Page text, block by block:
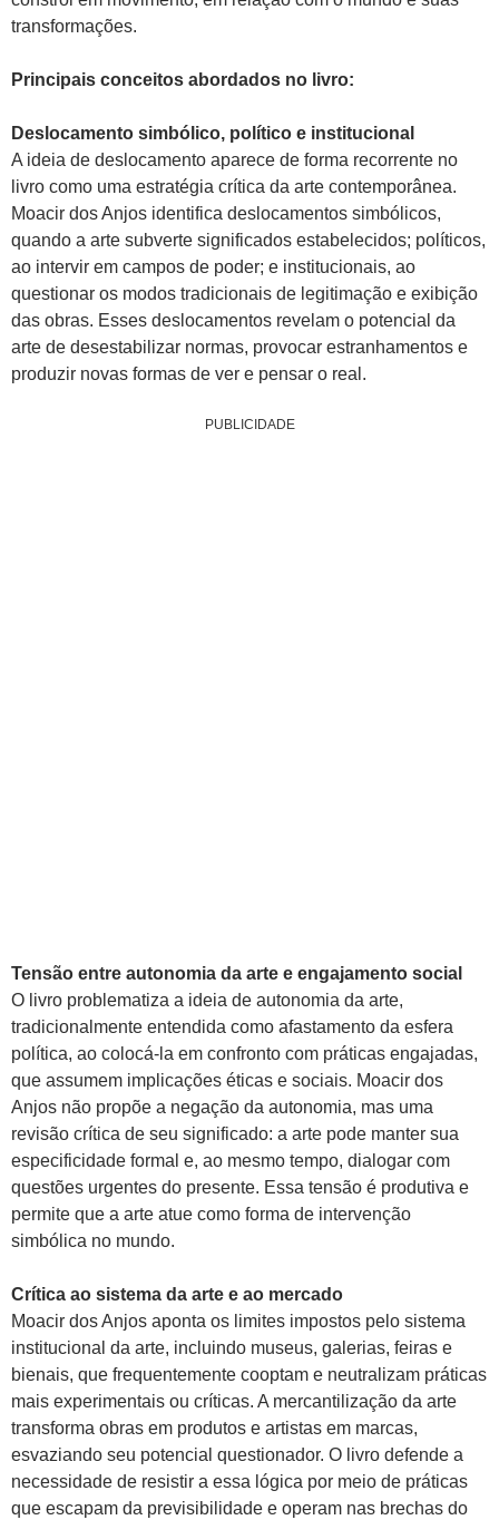
transformações.
Principais conceitos abordados no livro:
Deslocamento simbólico, político e institucional
A ideia de deslocamento aparece de forma recorrente no
livro como uma estratégia crítica da arte contemporânea.
Moacir dos Anjos identifica deslocamentos simbólicos,
quando a arte subverte significados estabelecidos; políticos,
ao intervir em campos de poder; e institucionais, ao
questionar os modos tradicionais de legitimação e exibição
das obras. Esses deslocamentos revelam o potencial da
arte de desestabilizar normas, provocar estranhamentos e
produzir novas formas de ver e pensar o real.
PUBLICIDADE
Tensão entre autonomia da arte e engajamento social
O livro problematiza a ideia de autonomia da arte,
tradicionalmente entendida como afastamento da esfera
política, ao colocá-la em confronto com práticas engajadas,
que assumem implicações éticas e sociais. Moacir dos
Anjos não propõe a negação da autonomia, mas uma
revisão crítica de seu significado: a arte pode manter sua
especificidade formal e, ao mesmo tempo, dialogar com
questões urgentes do presente. Essa tensão é produtiva e
permite que a arte atue como forma de intervenção
simbólica no mundo.
Crítica ao sistema da arte e ao mercado
Moacir dos Anjos aponta os limites impostos pelo sistema
institucional da arte, incluindo museus, galerias, feiras e
bienais, que frequentemente cooptam e neutralizam práticas
mais experimentais ou críticas. A mercantilização da arte
transforma obras em produtos e artistas em marcas,
esvaziando seu potencial questionador. O livro defende a
necessidade de resistir a essa lógica por meio de práticas
que escapam da previsibilidade e operam nas brechas do